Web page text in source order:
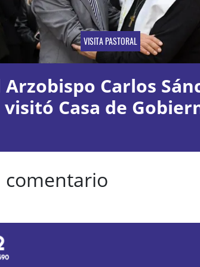
VISITA PASTORAL
Arzobispo Carlos
visitó Casa de
comentario